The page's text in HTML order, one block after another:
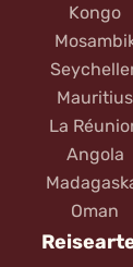
Kongo
Mauritius
La
Angola
Oman